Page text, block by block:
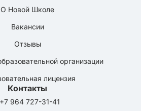
О Новой Школе
Вакансии
Отзывы
организации
лицензия
Контакты
+7 964 727-31-41